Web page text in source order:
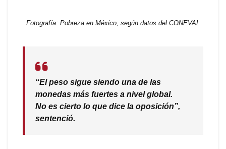
Fotografía: Pobreza en México, según datos del CONEVAL
“El peso sigue siendo una de las
monedas más fuertes a nivel global.
No es cierto lo que dice la oposición”,
sentenció.